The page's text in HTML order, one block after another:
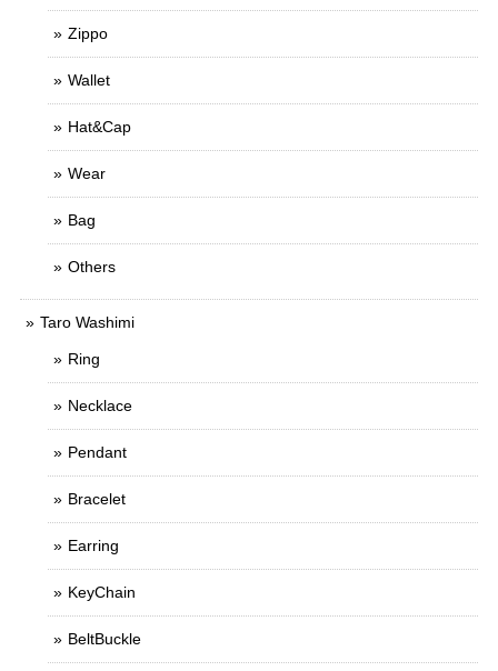
Zippo
Wallet
Hat&Cap
Wear
Bag
Others
Taro Washimi
Ring
Necklace
Pendant
Bracelet
Earring
KeyChain
BeltBuckle